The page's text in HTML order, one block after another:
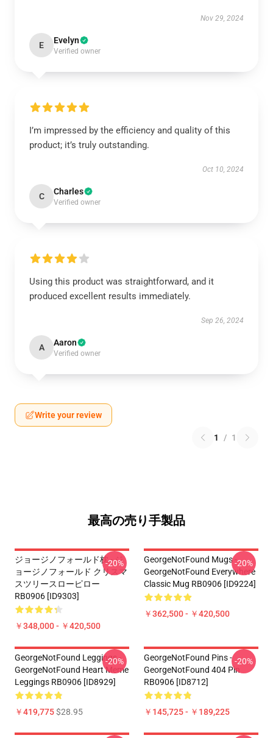
Nov 29, 2024
E Evelyn
Verified owner
I’m impressed by the efficiency and quality of this
product; it’s truly outstanding.
Oct 10, 2024
C Charles
Verified owner
Using this product was straightforward, and it
produced excellent results immediately.
Sep 26, 2024
A Aaron
Verified owner
Write your review
1 / 1
最高の売り手製品
ジョージノフォールド枕 - ジ
ョージノフォールド クリスマ
スツリースローピロー
RB0906 [ID9303]
￥348,000 - ￥420,500
-20%
GeorgeNotFound Mugs -
GeorgeNotFound Everywhere
Classic Mug RB0906 [ID9224]
￥362,500 - ￥420,500
-20%
GeorgeNotFound Leggings -
GeorgeNotFound Heart Meme
Leggings RB0906 [ID8929]
￥419,775$28.95
-20%
GeorgeNotFound Pins -
GeorgeNotFound 404 Pin
RB0906 [ID8712]
￥145,725 - ￥189,225
-20%